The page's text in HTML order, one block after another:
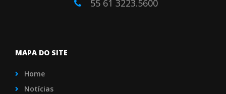
55 61 3223.5600
MAPA DO SITE
Home
Notícias